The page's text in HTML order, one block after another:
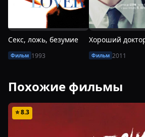
Секс, ложь, безумие
Фильм 1993
Хороший
Фильм 2011
Похожие фильмы
⭐8.3